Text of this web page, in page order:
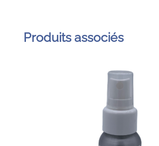
Produits associés